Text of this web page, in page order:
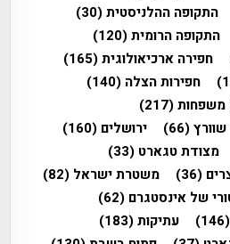
התקופה ההלניסטית(30)
התקופה הרומית(120)
חפירה ארכיאולוגית(165)
חפירות הצלה (140)
משפחות(217)
שוורץ(66) ירושלים (160)
מצודת טגארט (33)
(36) משטרת ישראל (82)
של אינסטגרם (62)
(146) עתיקות(183)